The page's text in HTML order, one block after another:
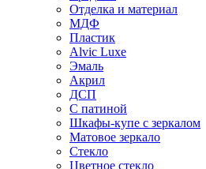
Отделка и материал
МДФ
Пластик
Alvic Luxe
Эмаль
Акрил
ДСП
С патиной
Шкафы-купе с зеркалом
Матовое зеркало
Стекло
Цветное стекло